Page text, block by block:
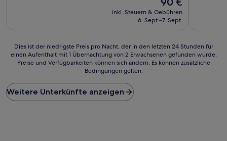
Preis
beträgt
inkl. Steuern & Gebühren
6. Sept.–7. Sept.
Dies
ist
Preis
pro
Nacht,
Dies ist der niedrigste Preis pro Nacht, der in den letzten 24 Stunden für
einen Aufenthalt mit 1 Übernachtung von 2 Erwachsenen gefunden wurde.
Preise und Verfügbarkeiten können sich ändern. Es können zusätzliche
Bedingungen gelten.
Weitere Unterkünfte anzeigen